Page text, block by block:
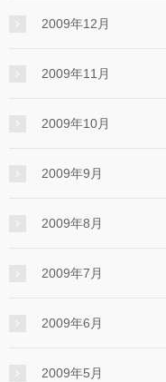
2009年12月
2009年11月
2009年10月
2009年9月
2009年8月
2009年7月
2009年6月
2009年5月